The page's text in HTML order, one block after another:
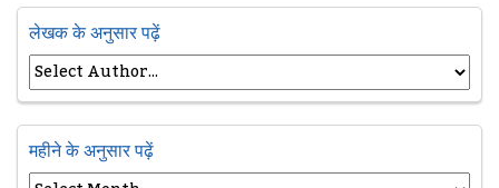
लेखक के अनुसार पढ़ें
महीने के अनुसार पढ़ें